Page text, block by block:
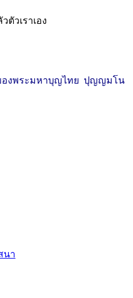
ตัวเราเอง
องพระมหาบุญไทย ปุญญมโน
นา